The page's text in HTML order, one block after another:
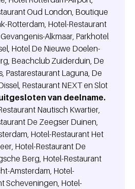
Oud London, Boutique
Rotterdam, Hotel-Restaurant
Alkmaar, Parkhotel
Hotel De Nieuwe Doelen-
Beachclub Zuiderduin, De
Pastarestaurant Laguna, De
Restaurant NEXT en Slot
van deelname.
Nautisch Kwartier,
De Zeegser Duinen,
Hotel-Restaurant Het
Hotel-Restaurant De
Berg, Hotel-Restaurant
Amsterdam, Hotel-
Scheveningen, Hotel-